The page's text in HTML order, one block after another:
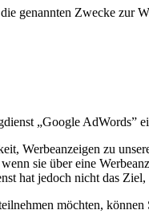
genannten Zwecke zur
„Google
Werbeanzeigen zu
sie über eine
hat jedoch nicht das
möchten,